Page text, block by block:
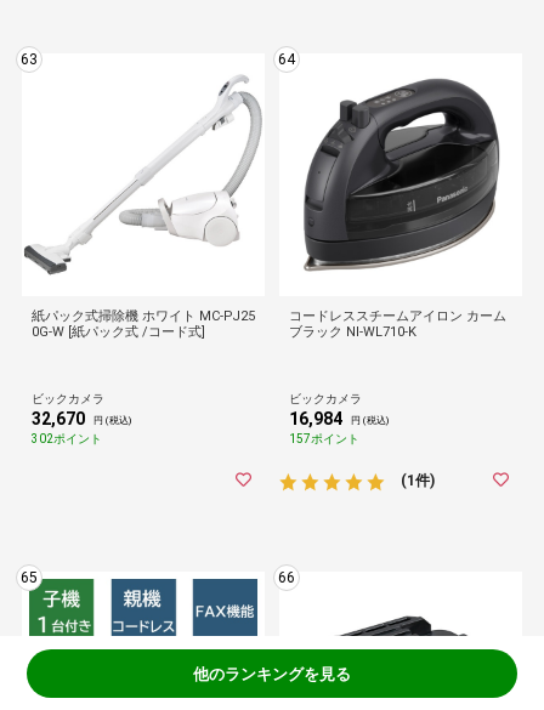
63
紙パック式掃除機 ホワイト MC-PJ25
0G-W [紙パック式 /コード式]
ビックカメラ
32,670 円 (税込)
302ポイント
64
コードレススチームアイロン カーム
ブラック NI-WL710-K
ビックカメラ
16,984 円 (税込)
157ポイント
(1件)
65 66
他のランキングを見る